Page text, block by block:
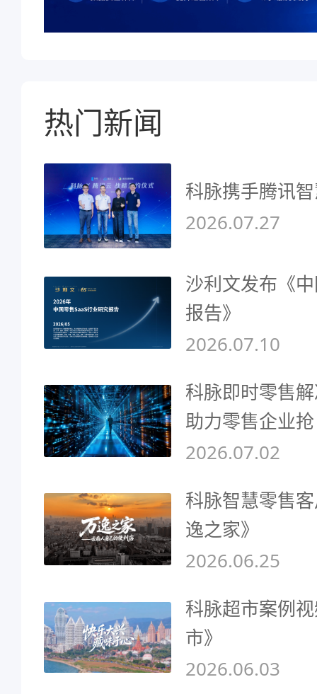
热门新闻
科脉携手腾讯
2026.07.27
沙利文发布《
报告》
2026.07.10
科脉即时零售
助力零售企业
2026.07.02
科脉智慧零售
逸之家》
2026.06.25
科脉超市案例
市》
2026.06.03